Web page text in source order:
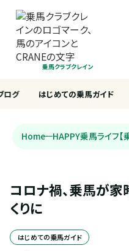
乗馬クラブクレイン
はじめての乗馬ガイド
ログ
Home HAPPY乗馬ライフ【
コロナ禍、乗馬が
くりに
はじめての乗馬ガイド